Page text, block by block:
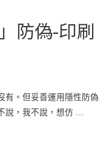
防偽-印刷
有。但妥善運用隱性防偽
說，我不說，想仿 …